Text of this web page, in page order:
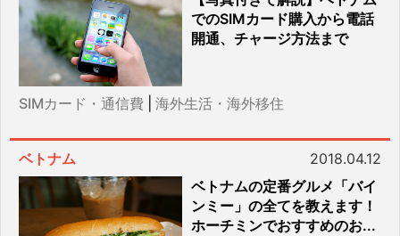
でのSIMカード購入から電話
開通、チャージ方法まで
SIMカード・通信費 海外生活・海外移住
ベトナム
2018.04.12
ベトナムの定番グルメ「バイ
ンミー」の全てを教えます！
ホーチミンでおすすめのお...